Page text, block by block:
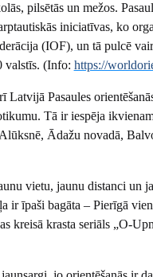
pilsētās un mežos.
iniciatīvas, ko
(IOF), un tā pulcē
valstīs. (Info: https://
Latvijā Pasaules
Tā ir iespēja
Ādažu novadā,
vietu, jaunu distanci un
ir īpaši bagāta – Pierīgā
kreisā krasta seriāls „O-